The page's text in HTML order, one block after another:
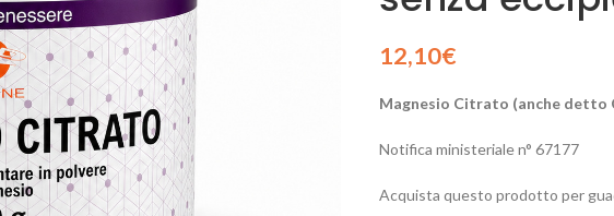
12,10€
Magnesio Citrato (anche detto
Notifica ministeriale n° 67177
Acquista questo prodotto per